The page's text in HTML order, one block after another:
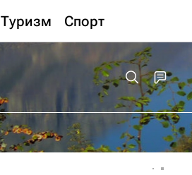
Туризм Спорт